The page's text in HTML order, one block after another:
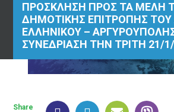
ΠΡΟΣΚΛΗΣΗ ΠΡΟΣ ΤΑ ΜΕΛΗ
ΔΗΜΟΤΙΚΗΣ ΕΠΙΤΡΟΠΗΣ
ΕΛΛΗΝΙΚΟΥ –
ΣΥΝΕΔΡΙΑΣΗ ΤΗΝ ΤΡΙΤΗ 21/
Share